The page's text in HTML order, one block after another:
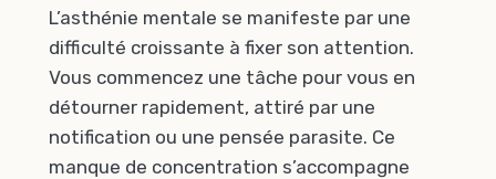
L’asthénie mentale se manifeste par une
difficulté croissante à fixer son attention.
Vous commencez une tâche pour vous en
détourner rapidement, attiré par une
notification ou une pensée parasite. Ce
manque de concentration s’accompagne